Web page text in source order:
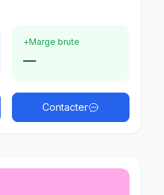
+Marge brute
—
Contacter